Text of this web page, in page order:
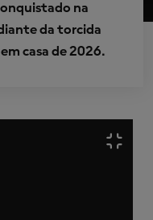
na
da torcida
casa de 2026.